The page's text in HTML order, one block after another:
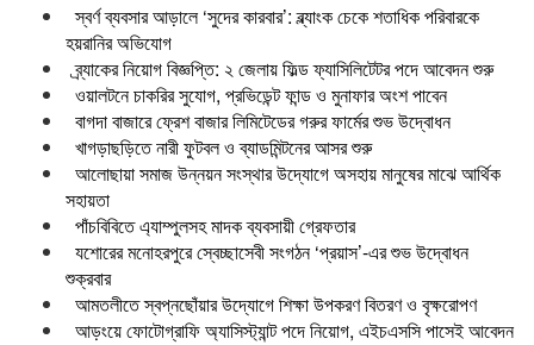
স্বর্ণ ব্যবসার আড়ালে ‘সুদের কারবার’: ব্ল্যাংক চেকে শতাধিক পরিবারকে
হয়রানির অভিযোগ
ব্র্যাকের নিয়োগ বিজ্ঞপ্তি: ২ জেলায় ফিল্ড ফ্যাসিলিটেটর পদে আবেদন শুরু
ওয়ালটনে চাকরির সুযোগ, প্রভিডেন্ট ফান্ড ও মুনাফার অংশ পাবেন
বাগদা বাজারে ফ্রেশ বাজার লিমিটেডের গরুর ফার্মের শুভ উদ্বোধন
খাগড়াছড়িতে নারী ফুটবল ও ব্যাডমিন্টনের আসর শুরু
আলোছায়া সমাজ উন্নয়ন সংস্থার উদ্যোগে অসহায় মানুষের মাঝে আর্থিক
সহায়তা
পাঁচবিবিতে এ্যাম্পুলসহ মাদক ব্যবসায়ী গ্রেফতার
যশোরের মনোহরপুরে স্বেচ্ছাসেবী সংগঠন ‘প্রয়াস’-এর শুভ উদ্বোধন
শুক্রবার
আমতলীতে স্বপ্নছোঁয়ার উদ্যোগে শিক্ষা উপকরণ বিতরণ ও বৃক্ষরোপণ
আড়ংয়ে ফোটোগ্রাফি অ্যাসিস্ট্যান্ট পদে নিয়োগ, এইচএসসি পাসেই আবেদন